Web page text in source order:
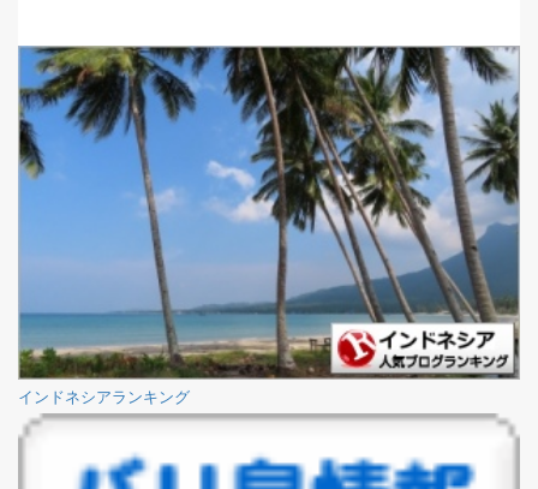
インドネシアランキング